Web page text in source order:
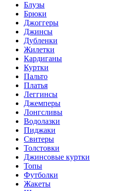
Блузы
Брюки
Джоггеры
Джинсы
Дубленки
Жилетки
Кардиганы
Куртки
Пальто
Платья
Леггинсы
Джемперы
Лонгсливы
Водолазки
Пиджаки
Свитеры
Толстовки
Джинсовые куртки
Топы
Футболки
Жакеты